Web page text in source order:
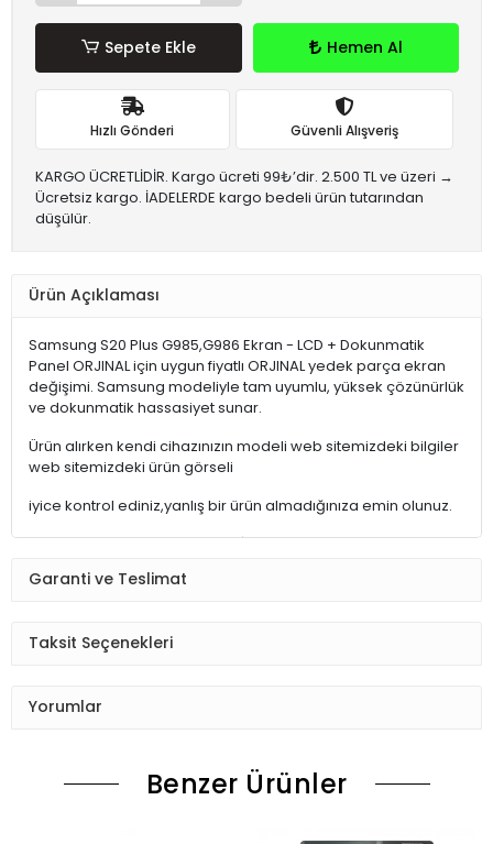
Sepete Ekle Hemen Al
Hızlı Gönderi Güvenli Alışveriş
KARGO ÜCRETLİDİR. Kargo ücreti 99₺’dir. 2.500 TL ve üzeri →
Ücretsiz kargo. İADELERDE kargo bedeli ürün tutarından
düşülür.
Ürün Açıklaması
Samsung S20 Plus G985,G986 Ekran - LCD + Dokunmatik
Panel ORJINAL için uygun fiyatlı ORJINAL yedek parça ekran
değişimi. Samsung modeliyle tam uyumlu, yüksek çözünürlük
ve dokunmatik hassasiyet sunar.
Ürün alırken kendi cihazınızın modeli web sitemizdeki bilgiler
web sitemizdeki ürün görseli
iyice kontrol ediniz,yanlış bir ürün almadığınıza emin olunuz.
ÜRÜNLER STOKTAN HEMEN TESLİMAT
15:30'a kadarki siparişleriniz,AYNI GÜN içinde kargoya teslim
Saat 15:30 dan sonraki kargolar,diğer iş günü kargoya teslim
Ürün sipariş verdiğinizde Sizi Sms ile bilgilendireceğiz her
varsa ise Bize (Whatshapp) numaramızdan ulaşıp
Garanti ve Teslimat
Taksit Seçenekleri
Yorumlar
Benzer Ürünler